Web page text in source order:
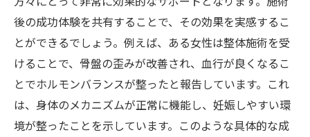
後の成功体験を共有することで、その効果を実感するこ
とができるでしょう。例えば、ある女性は整体施術を受
けることで、骨盤の歪みが改善され、血行が良くなるこ
とでホルモンバランスが整ったと報告しています。これ
は、身体のメカニズムが正常に機能し、妊娠しやすい環
境が整ったことを示しています。このような具体的な成